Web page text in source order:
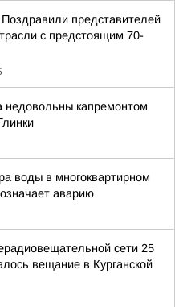
представителей
с предстоящим 70-
недовольны капремонтом
воды в многоквартирном
аварию
сети 25
вещание в Курганской